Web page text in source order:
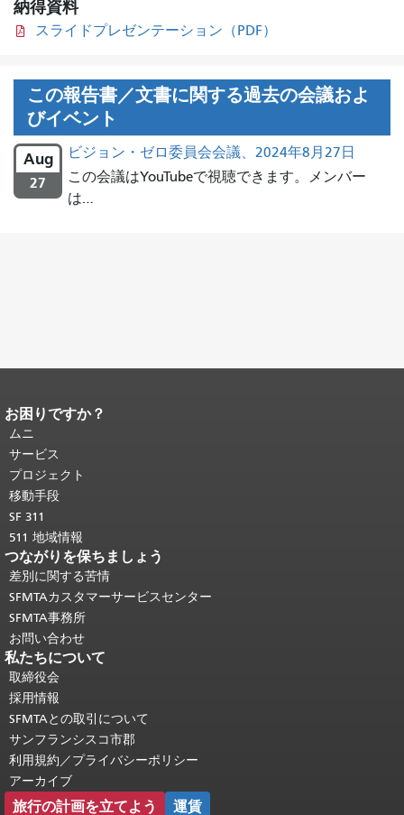
納得資料
スライドプレゼンテーション（PDF）
この報告書／文書に関する過去の会議およ
びイベント
Aug
27
ビジョン・ゼロ委員会会議、2024年8月27日
この会議はYouTubeで視聴できます。メンバー
は…
ページコンテンツの終わり。
ジの残りの部分はすべてのページで繰
り返されます。
頭に戻る。
お困りですか？
ムニ
サービス
プロジェクト
移動手段
SF 311
511 地域情報
つながりを保ちましょう
差別に関する苦情
SFMTAカスタマーサービスセンター
SFMTA事務所
お問い合わせ
私たちについて
取締役会
採用情報
SFMTAとの取引について
サンフランシスコ市郡
利用規約／プライバシーポリシー
アーカイブ
旅行の計画を立てよう 運賃